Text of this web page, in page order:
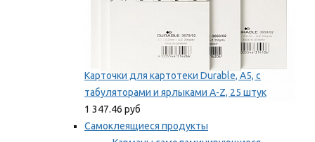
Карточки для картотеки Durable, A5, с
табуляторами и ярлыками A-Z, 25 штук
1 347.46 руб
Самоклеящиеся продукты